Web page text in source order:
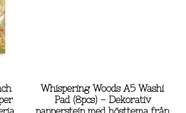
Whispering Woods A5 Washi
Pad (8pcs) - Dekorativ